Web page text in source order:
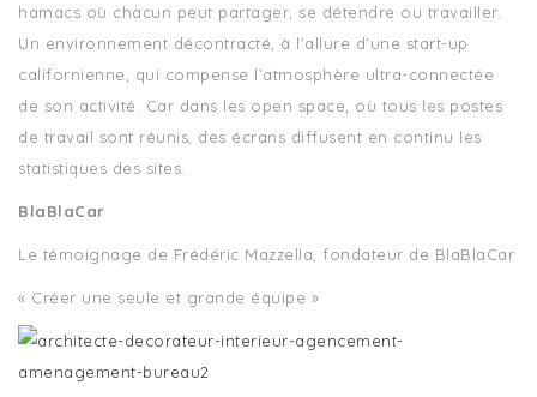
hamacs où chacun peut partager, se détendre ou travailler.
Un environnement décontracté, à l’allure d’une start-up
californienne, qui compense l’atmosphère ultra-connectée
de son activité. Car dans les open space, où tous les postes
de travail sont réunis, des écrans diffusent en continu les
statistiques des sites.
BlaBlaCar
Le témoignage de Frédéric Mazzella, fondateur de BlaBlaCar
« Créer une seule et grande équipe »